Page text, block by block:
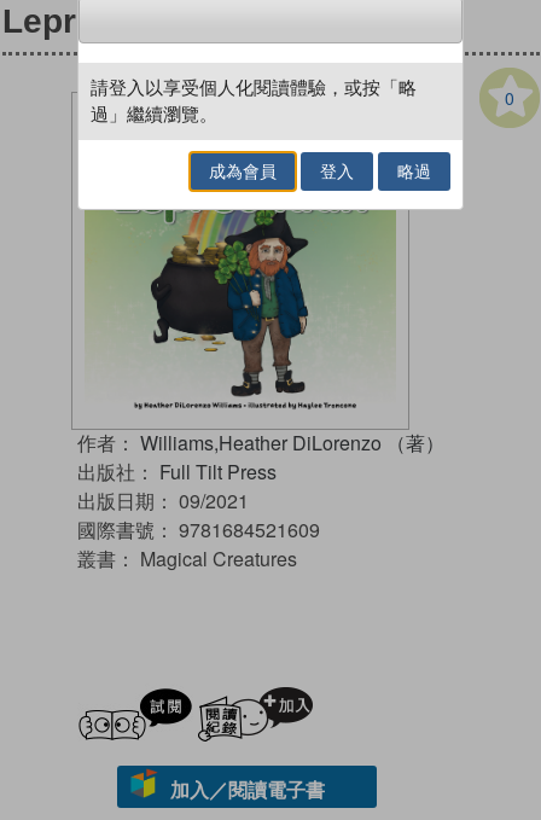
Leprechaun
0
作者： Williams,Heather DiLorenzo （著）
出版社： Full Tilt Press
出版日期： 09/2021
國際書號： 9781684521609
叢書： Magical Creatures
試閲
加入／閱讀電子書
請登入以享受個人化閱讀體驗，或按「略
過」繼續瀏覽。
成為會員 登入 略過